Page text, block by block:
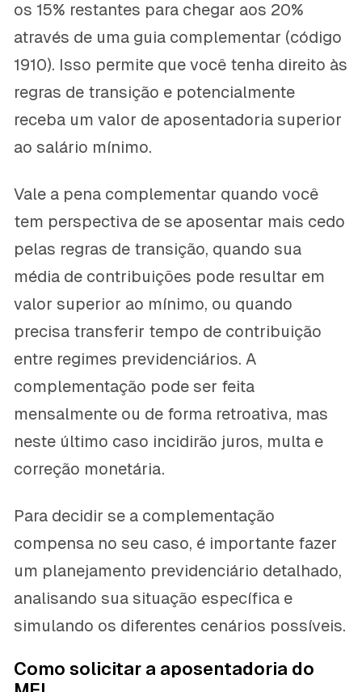
os 15% restantes para chegar aos 20%
através de uma guia complementar (código
1910). Isso permite que você tenha direito às
regras de transição e potencialmente
receba um valor de aposentadoria superior
ao salário mínimo.
Vale a pena complementar quando você
tem perspectiva de se aposentar mais cedo
pelas regras de transição, quando sua
média de contribuições pode resultar em
valor superior ao mínimo, ou quando
precisa transferir tempo de contribuição
entre regimes previdenciários. A
complementação pode ser feita
mensalmente ou de forma retroativa, mas
neste último caso incidirão juros, multa e
correção monetária.
Para decidir se a complementação
compensa no seu caso, é importante fazer
um planejamento previdenciário detalhado,
analisando sua situação específica e
simulando os diferentes cenários possíveis.
Como solicitar a aposentadoria do